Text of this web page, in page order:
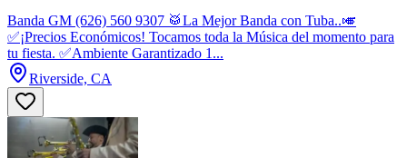
Banda GM (626) 560 9307 🥁La Mejor Banda con Tuba..🎺
✅¡Precios Económicos! Tocamos toda la Música del momento para
tu fiesta. ✅Ambiente Garantizado 1...
Riverside, CA